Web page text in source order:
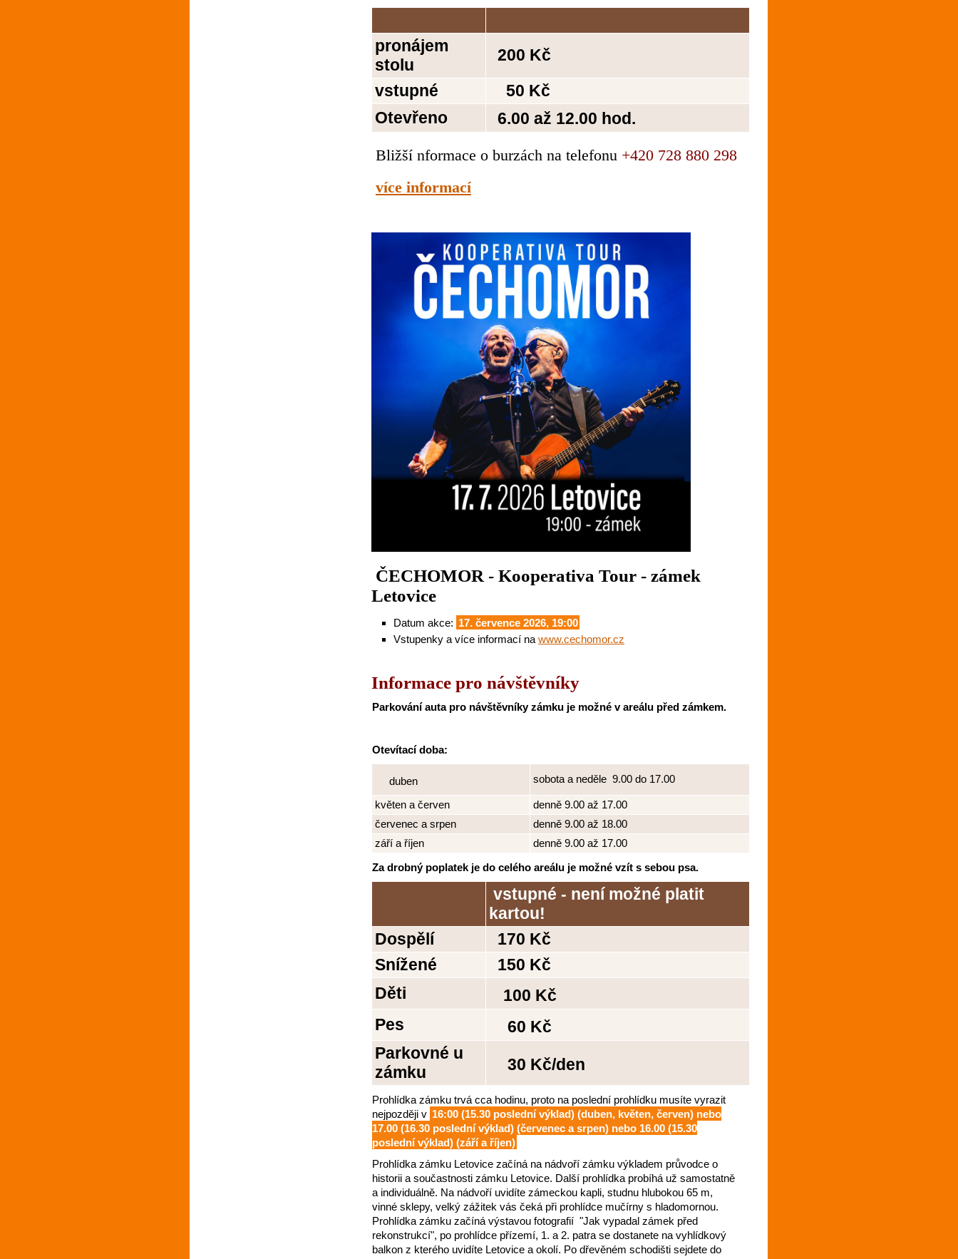
pronájem
stolu
200 Kč
vstupné
50 Kč
Otevřeno
6.00 až 12.00 hod.
Bližší nformace o burzách na telefonu +420 728 880 298
více informací
ČECHOMOR - Kooperativa Tour - zámek
Letovice
Datum akce: 17. července 2026, 19:00
Vstupenky a více informací na www.cechomor.cz
Informace pro návštěvníky
Parkování auta pro návštěvníky zámku je možné v areálu před zámkem.
Otevítací doba:
duben sobota a neděle 9.00 do 17.00
květen a červen
denně 9.00 až 17.00
červenec a srpen
denně 9.00 až 18.00
září a říjen
denně 9.00 až 17.00
Za drobný poplatek je do celého areálu je možné vzít s sebou psa.
vstupné - není možné platit
kartou!
Dospělí
170 Kč
Snížené
150 Kč
Děti
100 Kč
Pes
60 Kč
Parkovné u
zámku
30 Kč/den
Prohlídka zámku trvá cca hodinu, proto na poslední prohlídku musíte vyrazit
nejpozději v 16:00 (15.30 poslední výklad) (duben, květen, červen) nebo
17.00 (16.30 poslední výklad) (červenec a srpen) nebo 16.00 (15.30
poslední výklad) (září a říjen)
Prohlídka zámku Letovice začíná na nádvoří zámku výkladem průvodce o
historii a součastnosti zámku Letovice. Další prohlídka probíhá už samostatně
a individuálně. Na nádvoří uvidíte zámeckou kapli, studnu hlubokou 65 m,
vinné sklepy, velký zážitek vás čeká při prohlídce mučírny s hladomornou.
Prohlídka zámku začíná výstavou fotografií "Jak vypadal zámek před
rekonstrukcí", po prohlídce přízemí, 1. a 2. patra se dostanete na vyhlídkový
balkon z kterého uvidíte Letovice a okolí. Po dřevěném schodišti sejdete do